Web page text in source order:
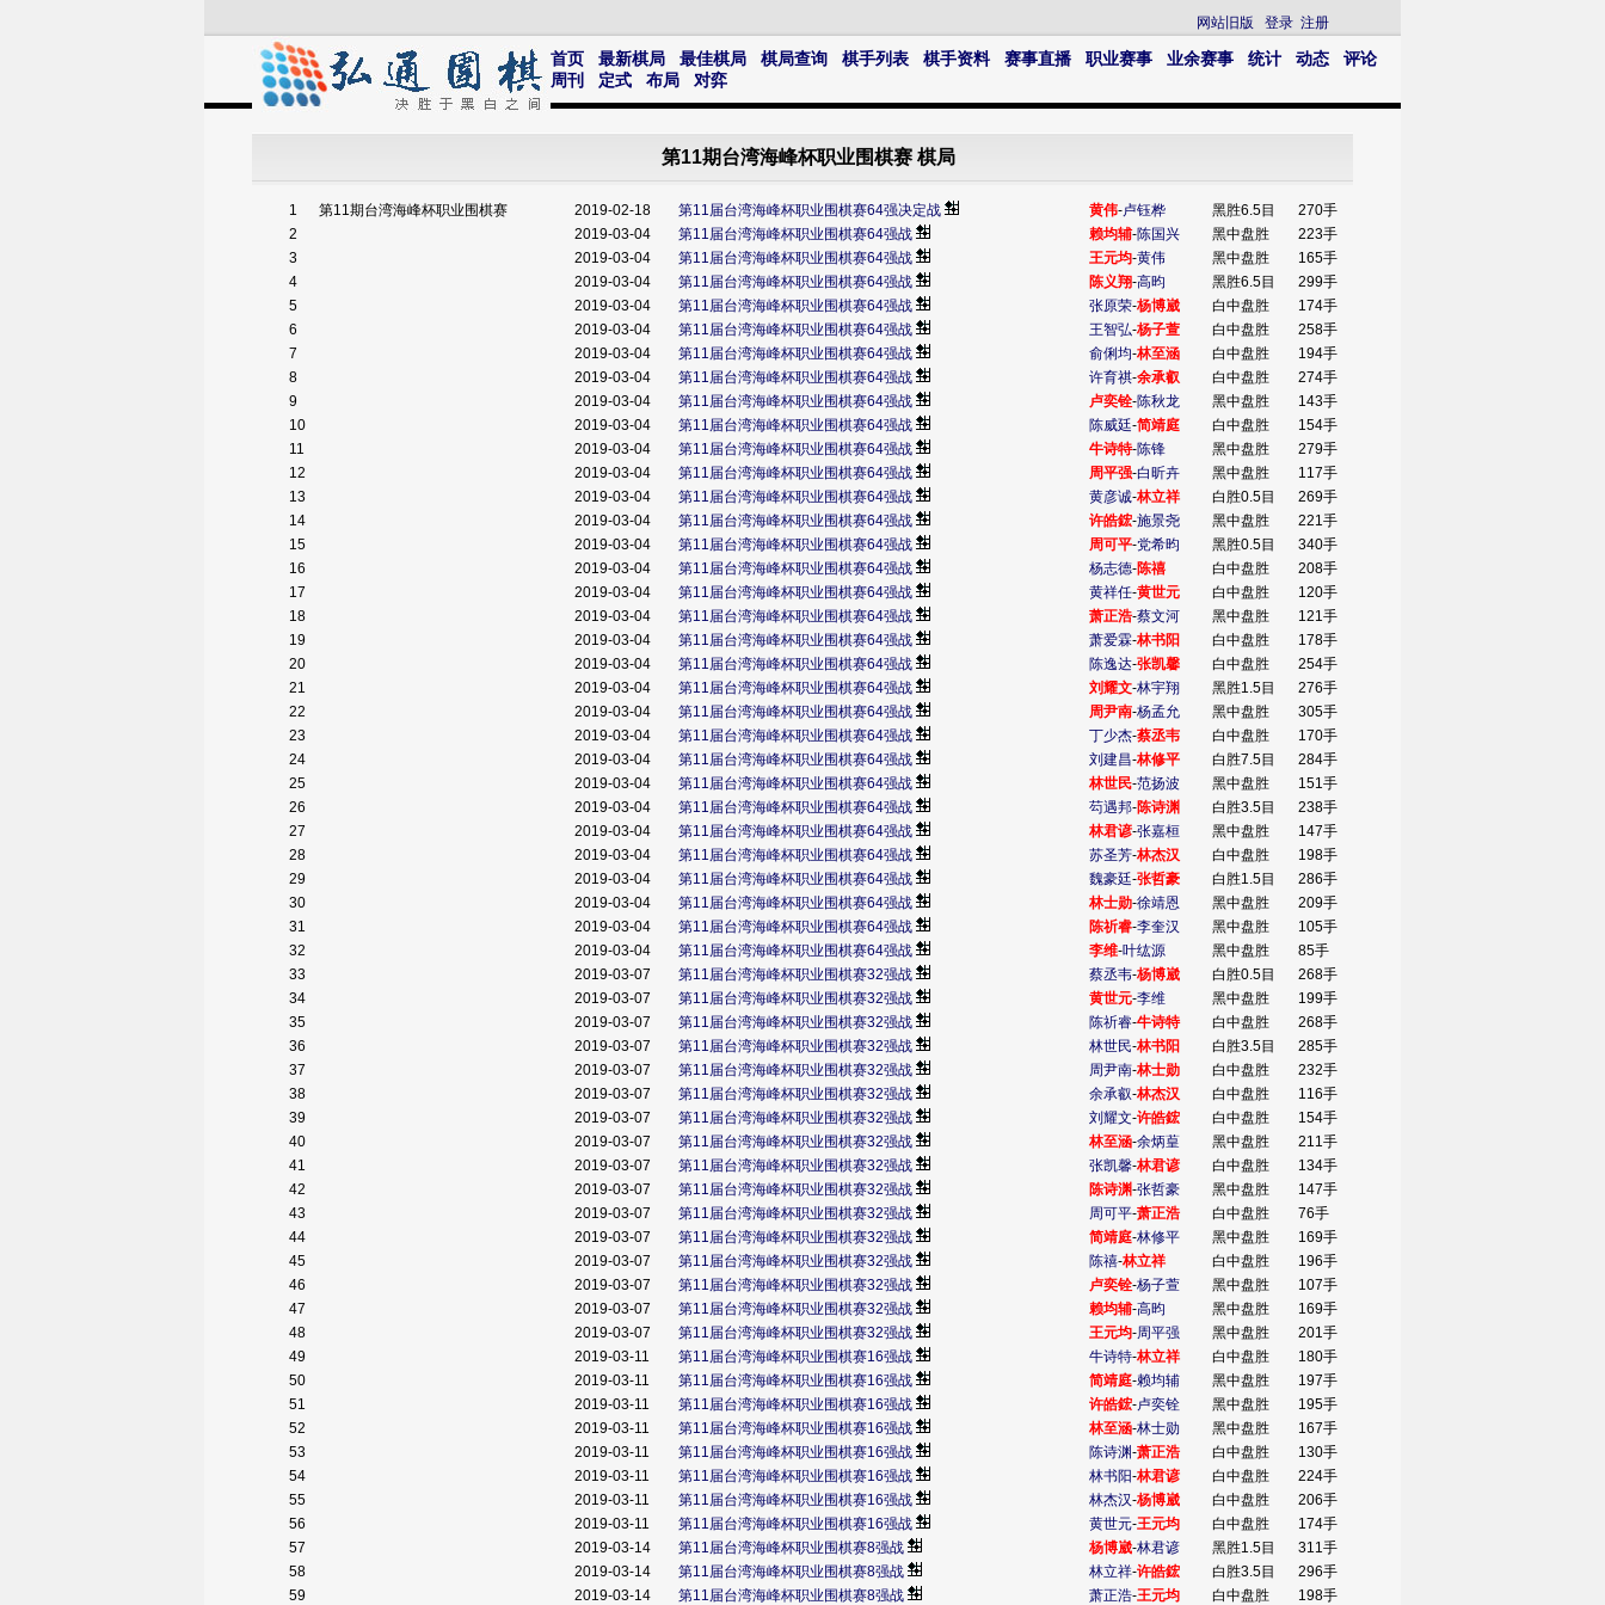
网站旧版 登录 注册
首页 最新棋局 最佳棋局 棋局查询 棋手列表 棋手资料 赛事直播 职业赛事 业余赛事 统计 动态
评论
周刊
定式 布局 对弈
第11期台湾海峰杯职业围棋赛 棋局
1 第11期台湾海峰杯职业围棋赛 2019-02-18 第11届台湾海峰杯职业围棋赛64强决定战 黄伟-卢钰桦 黑胜6.5目
270手
2
2019-03-04 第11届台湾海峰杯职业围棋赛64强战 赖均辅-陈国兴 黑中盘胜
223手
3
2019-03-04 第11届台湾海峰杯职业围棋赛64强战 王元均-黄伟 黑中盘胜
165手
4
2019-03-04 第11届台湾海峰杯职业围棋赛64强战 陈义翔-高昀 黑胜6.5目
299手
5
2019-03-04 第11届台湾海峰杯职业围棋赛64强战 张原荣-杨博崴 白中盘胜
174手
6
2019-03-04 第11届台湾海峰杯职业围棋赛64强战 王智弘-杨子萱 白中盘胜
258手
7
2019-03-04 第11届台湾海峰杯职业围棋赛64强战 俞俐均-林至涵 白中盘胜
194手
8
2019-03-04 第11届台湾海峰杯职业围棋赛64强战 许育祺-余承叡 白中盘胜
274手
9
2019-03-04 第11届台湾海峰杯职业围棋赛64强战 卢奕铨-陈秋龙 黑中盘胜
143手
10
2019-03-04 第11届台湾海峰杯职业围棋赛64强战 陈威廷-简靖庭 白中盘胜
154手
11
2019-03-04 第11届台湾海峰杯职业围棋赛64强战 牛诗特-陈锋 黑中盘胜
279手
12
2019-03-04 第11届台湾海峰杯职业围棋赛64强战 周平强-白昕卉 黑中盘胜
117手
13
2019-03-04 第11届台湾海峰杯职业围棋赛64强战 黄彦诚-林立祥 白胜0.5目
269手
14
2019-03-04 第11届台湾海峰杯职业围棋赛64强战 许皓鋐-施景尧 黑中盘胜
221手
15
2019-03-04 第11届台湾海峰杯职业围棋赛64强战 周可平-党希昀 黑胜0.5目
340手
16
2019-03-04 第11届台湾海峰杯职业围棋赛64强战 杨志德-陈禧 白中盘胜
208手
17
2019-03-04 第11届台湾海峰杯职业围棋赛64强战 黄祥任-黄世元 白中盘胜
120手
18
2019-03-04 第11届台湾海峰杯职业围棋赛64强战 萧正浩-蔡文河 黑中盘胜
121手
19
2019-03-04 第11届台湾海峰杯职业围棋赛64强战 萧爱霖-林书阳 白中盘胜
178手
20
2019-03-04 第11届台湾海峰杯职业围棋赛64强战 陈逸达-张凯馨 白中盘胜
254手
21
2019-03-04 第11届台湾海峰杯职业围棋赛64强战 刘耀文-林宇翔 黑胜1.5目
276手
22
2019-03-04 第11届台湾海峰杯职业围棋赛64强战 周尹南-杨孟允 黑中盘胜
305手
23
2019-03-04 第11届台湾海峰杯职业围棋赛64强战 丁少杰-蔡丞韦 白中盘胜
170手
24
2019-03-04 第11届台湾海峰杯职业围棋赛64强战 刘建昌-林修平 白胜7.5目
284手
25
2019-03-04 第11届台湾海峰杯职业围棋赛64强战 林世民-范扬波 黑中盘胜
151手
26
2019-03-04 第11届台湾海峰杯职业围棋赛64强战 芶遇邦-陈诗渊 白胜3.5目
238手
27
2019-03-04 第11届台湾海峰杯职业围棋赛64强战 林君谚-张嘉桓 黑中盘胜
147手
28
2019-03-04 第11届台湾海峰杯职业围棋赛64强战 苏圣芳-林杰汉 白中盘胜
198手
29
2019-03-04 第11届台湾海峰杯职业围棋赛64强战 魏豪廷-张哲豪 白胜1.5目
286手
30
2019-03-04 第11届台湾海峰杯职业围棋赛64强战 林士勋-徐靖恩 黑中盘胜
209手
31
2019-03-04 第11届台湾海峰杯职业围棋赛64强战 陈祈睿-李奎汉 黑中盘胜
105手
32
2019-03-04 第11届台湾海峰杯职业围棋赛64强战 李维-叶纮源 黑中盘胜
85手
33
2019-03-07 第11届台湾海峰杯职业围棋赛32强战 蔡丞韦-杨博崴 白胜0.5目
268手
34
2019-03-07 第11届台湾海峰杯职业围棋赛32强战 黄世元-李维 黑中盘胜
199手
35
2019-03-07 第11届台湾海峰杯职业围棋赛32强战 陈祈睿-牛诗特 白中盘胜
268手
36
2019-03-07 第11届台湾海峰杯职业围棋赛32强战 林世民-林书阳 白胜3.5目
285手
37
2019-03-07 第11届台湾海峰杯职业围棋赛32强战 周尹南-林士勋 白中盘胜
232手
38
2019-03-07 第11届台湾海峰杯职业围棋赛32强战 余承叡-林杰汉 白中盘胜
116手
39
2019-03-07 第11届台湾海峰杯职业围棋赛32强战 刘耀文-许皓鋐 白中盘胜
154手
40
2019-03-07 第11届台湾海峰杯职业围棋赛32强战 林至涵-余炳葟 黑中盘胜
211手
41
2019-03-07 第11届台湾海峰杯职业围棋赛32强战 张凯馨-林君谚 白中盘胜
134手
42
2019-03-07 第11届台湾海峰杯职业围棋赛32强战 陈诗渊-张哲豪 黑中盘胜
147手
43
2019-03-07 第11届台湾海峰杯职业围棋赛32强战 周可平-萧正浩 白中盘胜
76手
44
2019-03-07 第11届台湾海峰杯职业围棋赛32强战 简靖庭-林修平 黑中盘胜
169手
45
2019-03-07 第11届台湾海峰杯职业围棋赛32强战 陈禧-林立祥 白中盘胜
196手
46
2019-03-07 第11届台湾海峰杯职业围棋赛32强战 卢奕铨-杨子萱 黑中盘胜
107手
47
2019-03-07 第11届台湾海峰杯职业围棋赛32强战 赖均辅-高昀 黑中盘胜
169手
48
2019-03-07 第11届台湾海峰杯职业围棋赛32强战 王元均-周平强 黑中盘胜
201手
49
2019-03-11 第11届台湾海峰杯职业围棋赛16强战 牛诗特-林立祥 白中盘胜
180手
50
2019-03-11 第11届台湾海峰杯职业围棋赛16强战 简靖庭-赖均辅 黑中盘胜
197手
51
2019-03-11 第11届台湾海峰杯职业围棋赛16强战 许皓鋐-卢奕铨 黑中盘胜
195手
52
2019-03-11 第11届台湾海峰杯职业围棋赛16强战 林至涵-林士勋 黑中盘胜
167手
53
2019-03-11 第11届台湾海峰杯职业围棋赛16强战 陈诗渊-萧正浩 白中盘胜
130手
54
2019-03-11 第11届台湾海峰杯职业围棋赛16强战 林书阳-林君谚 白中盘胜
224手
55
2019-03-11 第11届台湾海峰杯职业围棋赛16强战 林杰汉-杨博崴 白中盘胜
206手
56
2019-03-11 第11届台湾海峰杯职业围棋赛16强战 黄世元-王元均 白中盘胜
174手
57
2019-03-14 第11届台湾海峰杯职业围棋赛8强战 杨博崴-林君谚 黑胜1.5目
311手
58
2019-03-14 第11届台湾海峰杯职业围棋赛8强战 林立祥-许皓鋐 白胜3.5目
296手
59
2019-03-14 第11届台湾海峰杯职业围棋赛8强战 萧正浩-王元均 白中盘胜 198手